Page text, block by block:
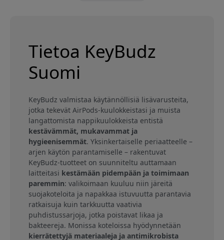
Tietoa KeyBudz
Suomi
KeyBudz valmistaa käytännöllisiä lisävarusteita,
jotka tekevät AirPods-kuulokkeistasi ja muista
langattomista nappikuulokkeista entistä
kestävämmät, mukavammat ja
hygieenisemmät. Yksinkertaiselle periaatteelle –
arjen käytön parantamiselle – rakentuvat
KeyBudz-tuotteet on suunniteltu auttamaan
laitteitasi kestämään pidempään ja toimimaan
paremmin: valikoimaan kuuluu niin järeitä
suojakoteloita ja napakkaa istuvuutta parantavia
ratkaisuja kuin tarkkuutta vaativia
puhdistussarjoja, jotka poistavat likaa ja
bakteereja. Monissa koteloissa hyödynnetään
kierrätettyjä materiaaleja ja antimikrobista